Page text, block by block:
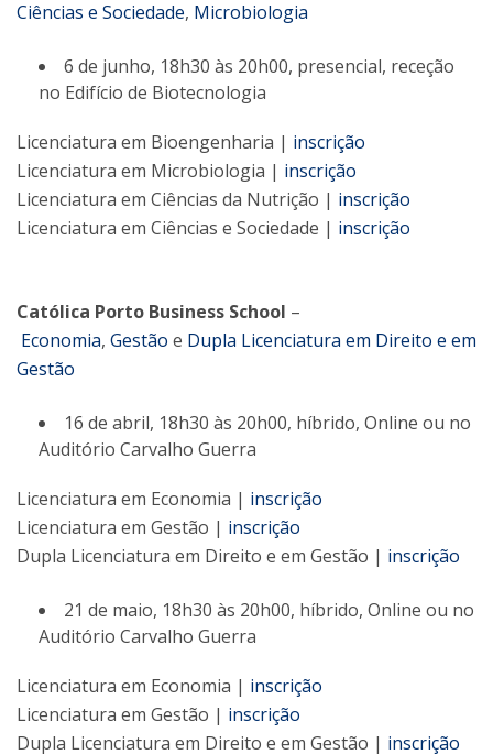
Ciências e Sociedade, Microbiologia
6 de junho, 18h30 às 20h00, presencial, receção
no Edifício de Biotecnologia
Licenciatura em Bioengenharia | inscrição
Licenciatura em Microbiologia | inscrição
Licenciatura em Ciências da Nutrição | inscrição
Licenciatura em Ciências e Sociedade | inscrição
Católica Porto Business School –
Economia, Gestão e Dupla Licenciatura em Direito e em
Gestão
16 de abril, 18h30 às 20h00, híbrido, Online ou no
Auditório Carvalho Guerra
Licenciatura em Economia | inscrição
Licenciatura em Gestão | inscrição
Dupla Licenciatura em Direito e em Gestão | inscrição
21 de maio, 18h30 às 20h00, híbrido, Online ou no
Auditório Carvalho Guerra
Licenciatura em Economia | inscrição
Licenciatura em Gestão | inscrição
Dupla Licenciatura em Direito e em Gestão | inscrição